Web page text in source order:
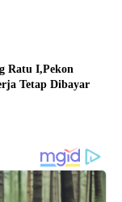
Ratu I,Pekon
Tetap Dibayar